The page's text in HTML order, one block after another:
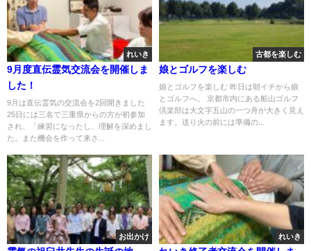
れいき
9月度直伝霊気交流会を開催しま
した！
9月は直伝霊気の交流会を2回開きました
25日には三名で三重県からの方が初参加
され、「練習になったし、理解を深めまし
た。また機会を作って来さ...
古都を楽しむ
娘とゴルフを楽しむ
娘とゴルフを楽しむ 昨日は朝イチから娘
とゴルフへ。 京都市内にある船山ゴルフ
倶楽部は大文字五山の一つ舟が大きく見え
ます。送り火の前には準備の...
お出かけ れいき